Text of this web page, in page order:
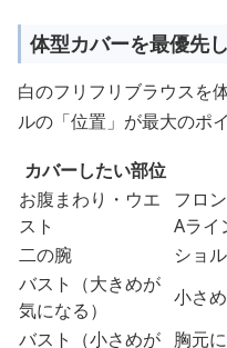
体型カバーを最優先
白のフリフリブラウスを
ルの「位置」が最大のポ
カバーしたい部位
お腹まわり・ウエ
スト
フロ
Aライ
二の腕
ショ
バスト（大きめが
気になる）
小さ
バスト（小さめが 胸元